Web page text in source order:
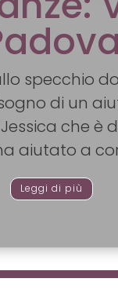
specchio
di un
che è
aiutato a
Leggi di più